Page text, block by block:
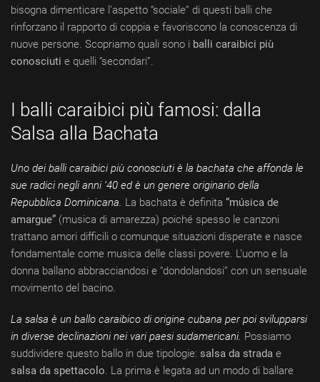
bisogna dimenticare l’aspetto “sociale” di questi balli che
rinforzano il rapporto di coppia e favoriscono la conoscenza di
nuove persone. Scopriamo quali sono i balli caraibici più
conosciuti e quelli “secondari”.
I balli caraibici più famosi: dalla
Salsa alla Bachata
Uno dei balli caraibici più conosciuti è la bachata che affonda le
sue radici negli anni ’40 ed è un genere originario della
Repubblica Dominicana. La bachata è definita “música de
amargue” (musica di amarezza) poiché spesso le canzoni
trattano amori difficili o comunque situazioni disperate e nasce
fondamentale come musica delle classi povere. L’uomo e la
donna ballano abbracciandosi e “dondolandosi” con un sensuale
movimento del bacino.
La salsa è un ballo caraibico di origine cubana per poi svilupparsi
in diverse declinazioni nei vari paesi sudamericani. Possiamo
suddividere questo ballo in due tipologie: salsa da strada e
salsa da spettacolo. La prima è legata ad un modo di ballare